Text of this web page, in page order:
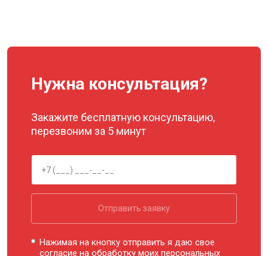
Нужна консультация?
Закажите бесплатную консультацию,
перезвоним за 5 минут
Отправить заявку
Нажимая на кнопку отправить я даю свое
согласие на обработку моихперсональных